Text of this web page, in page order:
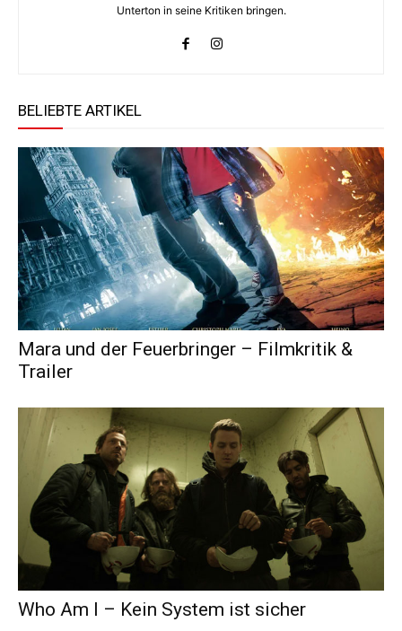
Unterton in seine Kritiken bringen.
BELIEBTE ARTIKEL
Mara und der Feuerbringer – Filmkritik &
Trailer
Who Am I – Kein System ist sicher